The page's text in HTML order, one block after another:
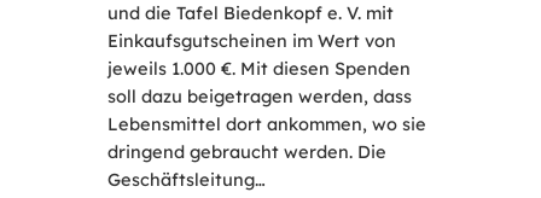
und die Tafel Biedenkopf e. V. mit
Einkaufsgutscheinen im Wert von
jeweils 1.000 €. Mit diesen Spenden
soll dazu beigetragen werden, dass
Lebensmittel dort ankommen, wo sie
dringend gebraucht werden. Die
Geschäftsleitung…